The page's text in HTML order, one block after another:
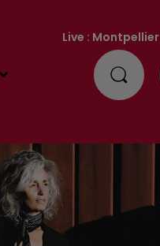
Live : Montpellier